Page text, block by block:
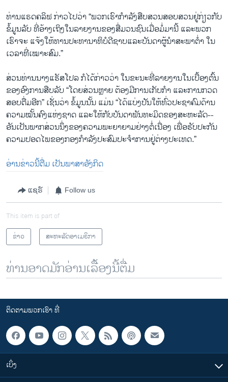
ທ່ານແຣດຄລິຟ ກ່າວໄປວ່າ “ພວກເຮົາກຳລັງສືບສວນສອບສວນຢູ່ກ່ຽວກັບ
ຂໍ້ມູນລັບ ທີ່ອ້າງເຖິງໃນລາຍງານຂອງສື່ມວນຊົນເມື່ອມໍ່ມານີ້ ແລະພວກ
ເຮົາຈະ ແຈ້ງໃຫ້ທານປະທານາທິບໍດີຊາບແລະບັນດາຜູ້ນຳສະພາຕ່ຳ ໃນ
ເວລາທີ່ເໝາະສົມ.”
ສ່ວນທ່ານນາງແຮັສໂປລ ກໍໄດ້ກ່າວວ່າ ໃນຂະນະທີ່ລາຍງານໃນເບື້ອງຕົ້ນ
ຂອງອົງການສືບລັບ “ໂດຍສ່ວນຫຼາຍ ຕ້ອງມີການເກັບກຳ ແລະການກວດ
ສອບຕື່ມອີກ” ເຊັ່ນວ່າ ຂໍ້ມູນນັ້ນ ແມ່ນ “ໄດ້ແບ່ງປັນໃຫ້ທົ່ວປະຊາຄົມດ້ານ
ຄວາມໝັ້ນຄົງແຫ່ງຊາດ ແລະໃຫ້ກັບບັນດາພັນທະມິດຂອງສະຫະລັດ--
ອັນເປັນພາກສ່ວນນຶ່ງຂອງຄວາມພະຍາຍາມຢ່າງຕໍ່ເນື່ອງ ເພື່ອຮັບປະກັນ
ຄວາມປອດໄພຂອງກອງກຳລັງປະສົມປະຈຳການຢູ່ຕ່າງປະເທດ.”
ອ່ານຂ່າວນີ້ຕື່ມ ເປັນພາສາອັງກິດ
ແຊຣ໌ Follow us
This item is part of
ຂ່າວ
ສະຫະລັດອາເມຣິກາ
ທ່ານອາດມັກອ່ານເລື້ອງນີ້ຕື່ມ
ຕິດຕາມພວກເຮົາ ທີ່
ເບິ່ງ